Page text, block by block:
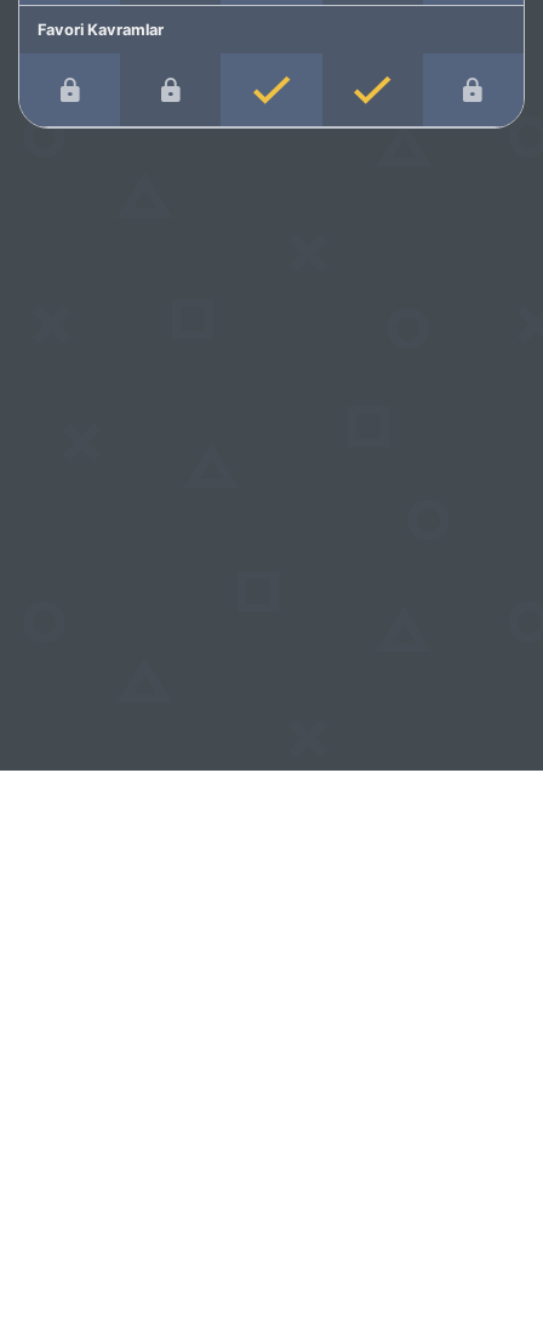
Favori Kavramlar